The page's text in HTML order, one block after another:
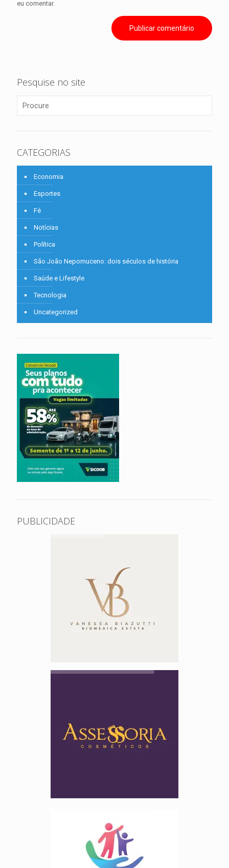
eu comentar.
Pesquise no site
CATEGORIAS
Economia
Esportes
Fé
Notícias
Política
São João Nepomuceno: dois séculos de história
Saúde e Lifestyle
Tecnologia
Uncategorized
PUBLICIDADE